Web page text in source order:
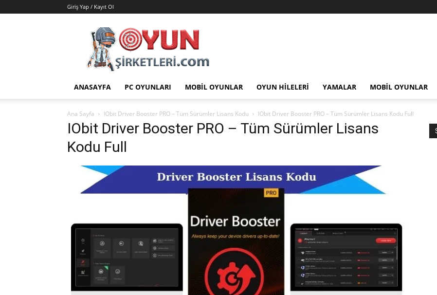
Giriş Yap / Kayıt Ol
Oyun
Şirketleri
|
Oyunlar
Hileler
ANASAYFA PC OYUNLARI MOBIL OYUNLAR OYUN HILELERI YAMALAR MOBIL OYUNLAR
Ana Sayfa IObit Driver Booster PRO – Tüm Sürümler Lisans Kodu IObit Driver Booster PRO – Tüm Sürümler Lisans Kodu Full
IObit Driver Booster PRO – Tüm Sürümler Lisans
Kodu Full